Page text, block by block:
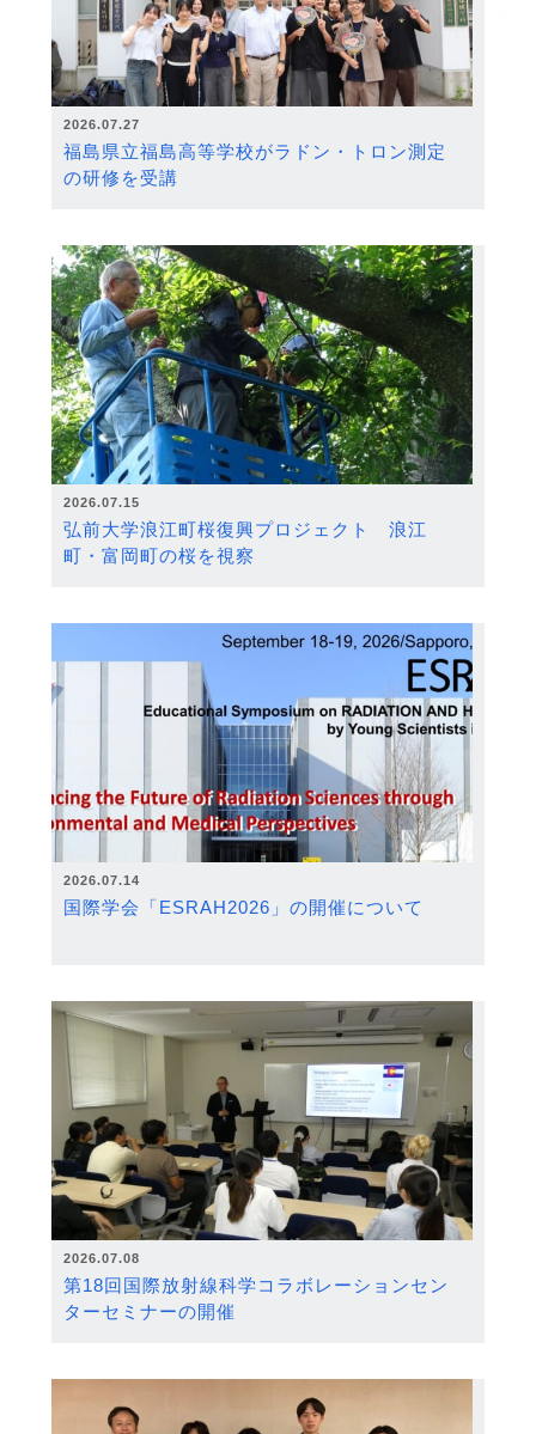
2026.07.27
福島県立福島高等学校がラドン・トロン測定
の研修を受講
2026.07.15
弘前大学浪江町桜復興プロジェクト 浪江
町・富岡町の桜を視察
2026.07.14
国際学会「ESRAH2026」の開催について
2026.07.08
第18回国際放射線科学コラボレーションセン
ターセミナーの開催